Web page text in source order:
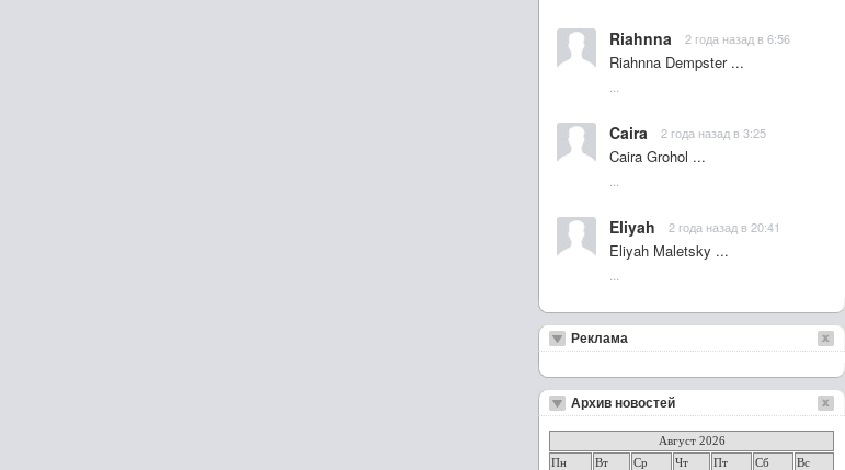
Riahnna 2 года назад в 6:56
Riahnna Dempster ...
Caira 2 года назад в 3:25
Caira Grohol ...
Eliyah 2 года назад в 20:41
Eliyah Maletsky ...
Реклама
Архив новостей
Август 2026
Пн
Вт Ср Чт Пт Сб
Вс